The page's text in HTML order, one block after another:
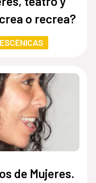
o recrea?
ESCÉNICAS
de Mujeres.